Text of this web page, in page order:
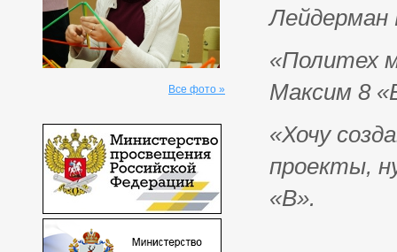
Все фото »
Лейдерман
«Политех
Максим 8
«Хочу
проекты,
«В».